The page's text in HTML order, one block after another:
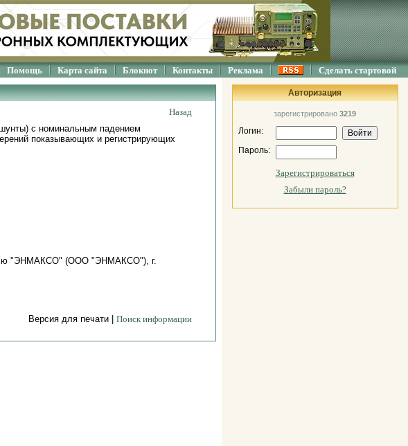
Помощь Карта сайта Блокнот Контакты Реклама Сделать стартовой
Назад
с номинальным падением
показывающих и регистрирующих
"ЭНМАКСО" (ООО "ЭНМАКСО"), г.
Версия для печати | Поиск информации
Авторизация
зарегистрировано 3219
Логин:
Пароль:
Зарегистрироваться
Забыли пароль?